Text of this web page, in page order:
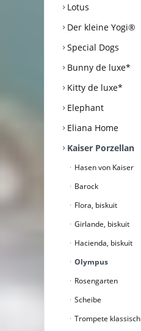
Lotus
Der kleine Yogi®
Special Dogs
Bunny de luxe*
Kitty de luxe*
Elephant
Eliana Home
Kaiser Porzellan
Hasen von Kaiser
Barock
Flora, biskuit
Girlande, biskuit
Hacienda, biskuit
Olympus
Rosengarten
Scheibe
Trompete klassisch